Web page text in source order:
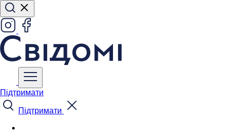
Підтримати
Підтримати